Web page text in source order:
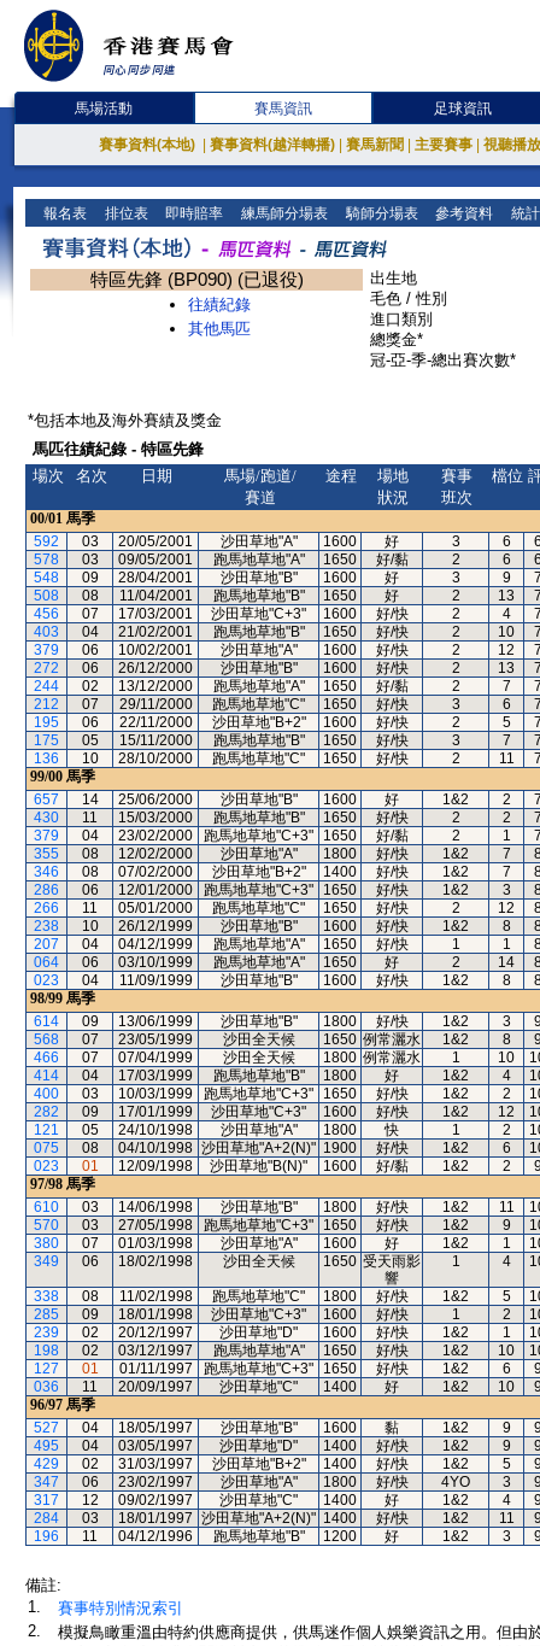
馬場活動 賽馬資訊 足球資訊
賽事資料(本地) 賽事資料(越洋轉播) 賽馬新聞 主要賽事 視聽播
報名表 排位表 即時賠率 練馬師分場表 騎師分場表 參考資料 統
特區先鋒 (BP090) (已退役)
往績紀錄
其他馬匹
出生地
毛色 / 性別
進口類別
總獎金*
冠-亞-季-總出賽次數*
*包括本地及海外賽績及獎金
馬匹往績紀錄 - 特區先鋒
場次
名次 日期
馬場/跑道/
賽道
途程
場地
狀況
賽事
班次
檔位
00/01 馬季
592
03 20/05/2001 沙田草地"A" 1600 好 3 6
578
03 09/05/2001 跑馬地草地"A" 1650 好/黏 2 6
548
09 28/04/2001 沙田草地"B" 1600 好 3 9
508
08 11/04/2001 跑馬地草地"B" 1650 好 2 13
456
07 17/03/2001 沙田草地"C+3" 1600 好/快 2 4
403
04 21/02/2001 跑馬地草地"B" 1650 好/快 2 10
379
06 10/02/2001 沙田草地"A" 1600 好/快 2 12
272
06 26/12/2000 沙田草地"B" 1600 好/快 2 13
244
02 13/12/2000 跑馬地草地"A" 1650 好/黏 2 7
212
07 29/11/2000 跑馬地草地"C" 1650 好/快 3 6
195
06 22/11/2000 沙田草地"B+2" 1600 好/快 2 5
175
05 15/11/2000 跑馬地草地"B" 1650 好/快 3 7
136
10 28/10/2000 跑馬地草地"C" 1650 好/快 2 11
99/00 馬季
657
14 25/06/2000 沙田草地"B" 1600 好 1&2 2
430
11 15/03/2000 跑馬地草地"B" 1650 好/快 2 2
379
04 23/02/2000 跑馬地草地"C+3" 1650 好/黏 2 1
355
08 12/02/2000 沙田草地"A" 1800 好/快 1&2 7
346
08 07/02/2000 沙田草地"B+2" 1400 好/快 1&2 7
286
06 12/01/2000 跑馬地草地"C+3" 1650 好/快 1&2 3
266
11 05/01/2000 跑馬地草地"C" 1650 好/快 2 12
238
10 26/12/1999 沙田草地"B" 1600 好/快 1&2 8
207
04 04/12/1999 跑馬地草地"A" 1650 好/快 1 1
064
06 03/10/1999 跑馬地草地"A" 1650 好 2 14
023
04 11/09/1999 沙田草地"B" 1600 好/快 1&2 8
98/99 馬季
614
09 13/06/1999 沙田草地"B" 1800 好/快 1&2 3
568
07 23/05/1999 沙田全天候 1650 例常灑水 1&2 8
466
07 07/04/1999 沙田全天候 1800 例常灑水 1 10
414
04 17/03/1999 跑馬地草地"B" 1800 好 1&2 4
400
03 10/03/1999 跑馬地草地"C+3" 1650 好/快 1&2 2
282
09 17/01/1999 沙田草地"C+3" 1600 好/快 1&2 12
121
05 24/10/1998 沙田草地"A" 1800 快 1 2
075
08 04/10/1998 沙田草地"A+2(N)" 1900 好/快 1&2 6
023
01 12/09/1998 沙田草地"B(N)" 1600 好/黏 1&2 2
97/98 馬季
610
03 14/06/1998 沙田草地"B" 1800 好/快 1&2 11
570
03 27/05/1998 跑馬地草地"C+3" 1650 好/快 1&2 9
380
07 01/03/1998 沙田草地"A" 1600 好 1&2 1
349
06 18/02/1998 沙田全天候 1650 受天雨影
響
1 4
338 08 11/02/1998 跑馬地草地"C" 1800 好/快 1&2 5
285
09 18/01/1998 沙田草地"C+3" 1600 好/快 1 2
239
02 20/12/1997 沙田草地"D" 1600 好/快 1&2 1
198
02 03/12/1997 跑馬地草地"A" 1650 好/快 1&2 10
127
01 01/11/1997 跑馬地草地"C+3" 1650 好/快 1&2 6
036
11 20/09/1997 沙田草地"C" 1400 好 1&2 10
96/97 馬季
527
04 18/05/1997 沙田草地"B" 1600 黏 1&2 9
495
04 03/05/1997 沙田草地"D" 1400 好/快 1&2 9
429
02 31/03/1997 沙田草地"B+2" 1400 好/快 1&2 5
347
06 23/02/1997 沙田草地"A" 1800 好/快 4YO 3
317
12 09/02/1997 沙田草地"C" 1400 好 1&2 4
284
03 18/01/1997 沙田草地"A+2(N)" 1400 好/快 1&2 11
196
11 04/12/1996 跑馬地草地"B" 1200 好 1&2 3
備註:
1.
賽事特別情況索引
2.
模擬鳥瞰重溫由特約供應商提供，供馬迷作個人娛樂資訊之用。但